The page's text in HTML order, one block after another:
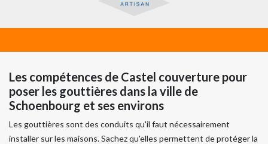
Les compétences de Castel couverture pour
poser les gouttières dans la ville de
Schoenbourg et ses environs
Les gouttières sont des conduits qu'il faut nécessairement
installer sur les maisons. Sachez qu'elles permettent de protéger la